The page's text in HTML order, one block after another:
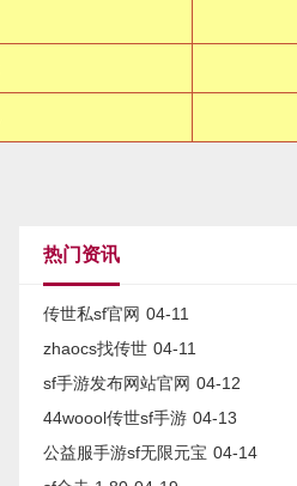
热门资讯
传世私sf官网 04-11
zhaocs找传世 04-11
sf手游发布网站官网 04-12
44woool传世sf手游 04-13
公益服手游sf无限元宝 04-14